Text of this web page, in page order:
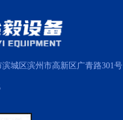
城区滨州市高新区广青路301号